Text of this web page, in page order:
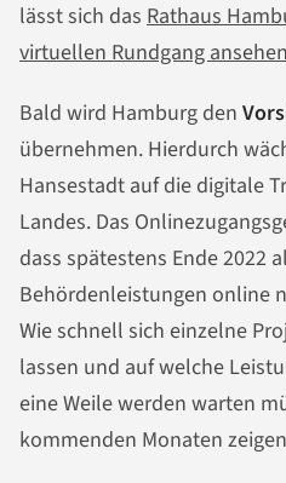
lässt sich das Rathaus
virtuellen Rundgang
Bald wird Hamburg den
übernehmen. Hierdurch
Hansestadt auf die digitale
Landes. Das
dass spätestens Ende 2022
Behördenleistungen online
Wie schnell sich einzelne
lassen und auf welche
eine Weile werden warten
kommenden Monaten